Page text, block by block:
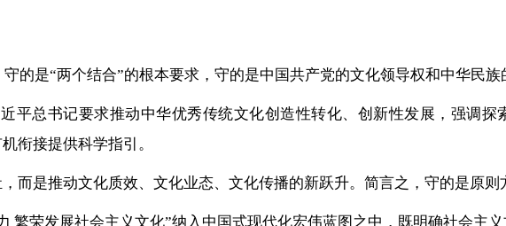
的是“两个结合”的根本要求，守的是中国共产党的文化领导权和中华民族
平总书记要求推动中华优秀传统文化创造性转化、创新性发展，强调探
衔接提供科学指引。
而是推动文化质效、文化业态、文化传播的新跃升。简言之，守的是原则
繁荣发展社会主义文化”纳入中国式现代化宏伟蓝图之中，既明确社会主